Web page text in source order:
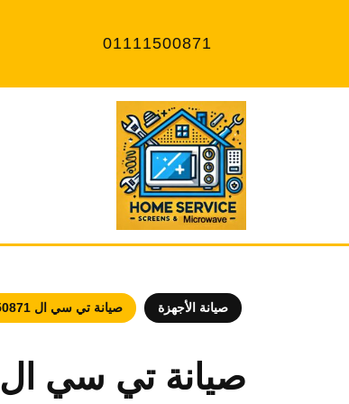
01111500871
صيانة الأجهزة صيانة تي سي ال 0111150871
صيانة تي سي ال 0111150871